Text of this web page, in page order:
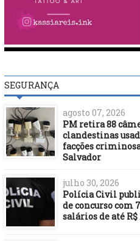
SEGURANÇA
agosto 07, 2026
PM retira 88
clandestinas
facções
Salvador
julho 30, 2026
Polícia Civil
de concurso com
salários de até